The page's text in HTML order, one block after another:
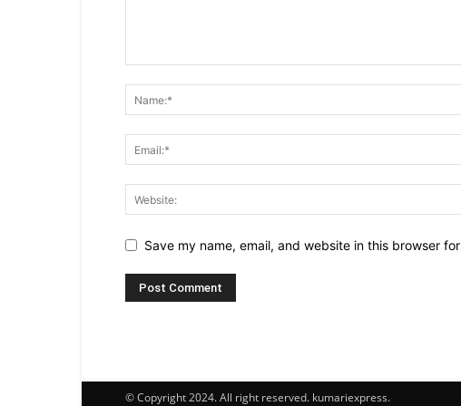
Save my name, email, and website in this browser
© Copyright 2024. All right reserved. kumariexpress.